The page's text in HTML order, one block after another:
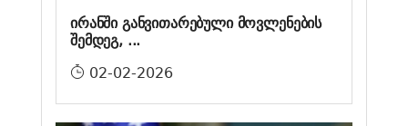
ირანში განვითარებული მოვლენების
შემდეგ, ...
02-02-2026